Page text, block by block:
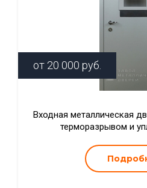
от 20 000 руб.
Входная металлическая
терморазрывом и